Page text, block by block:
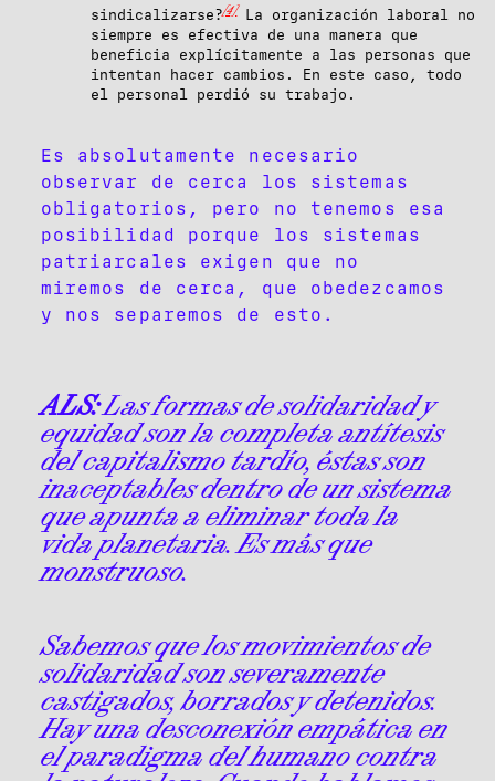
sindicalizarse?[4]La organización laboral no
siempre es efectiva de una manera que
beneficia explícitamente a las personas que
intentan hacer cambios. En este caso, todo
el personal perdió su trabajo.
Es absolutamente necesario
observar de cerca los sistemas
obligatorios, pero no tenemos esa
posibilidad porque los sistemas
patriarcales exigen que no
miremos de cerca, que obedezcamos
y nos separemos de esto.
ALS:Las formas de solidaridad y
equidad son la completa antítesis
del capitalismo tardío, éstas son
inaceptables dentro de un sistema
que apunta a eliminar toda la
vida planetaria. Es más que
monstruoso.
Sabemos que los movimientos de
solidaridad son severamente
castigados, borrados y detenidos.
Hay una desconexión empática en
el paradigma del humano contra